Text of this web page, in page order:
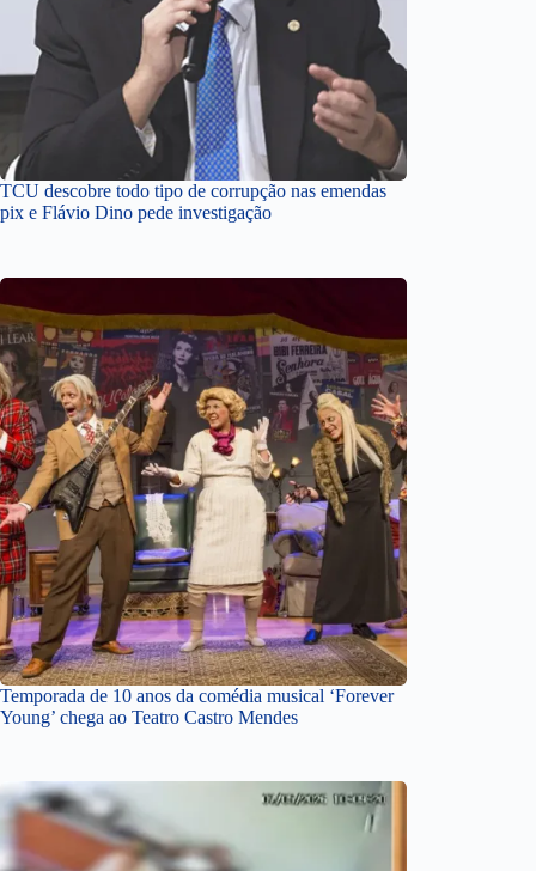
TCU descobre todo tipo de corrupção nas emendas
pix e Flávio Dino pede investigação
Temporada de 10 anos da comédia musical ‘Forever
Young’ chega ao Teatro Castro Mendes